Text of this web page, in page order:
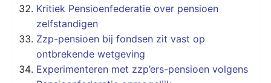
Kritiek Pensioenfederatie over pensioen
zelfstandigen
Zzp-pensioen bij fondsen zit vast op
ontbrekende wetgeving
Experimenteren met zzp’ers-pensioen volgens